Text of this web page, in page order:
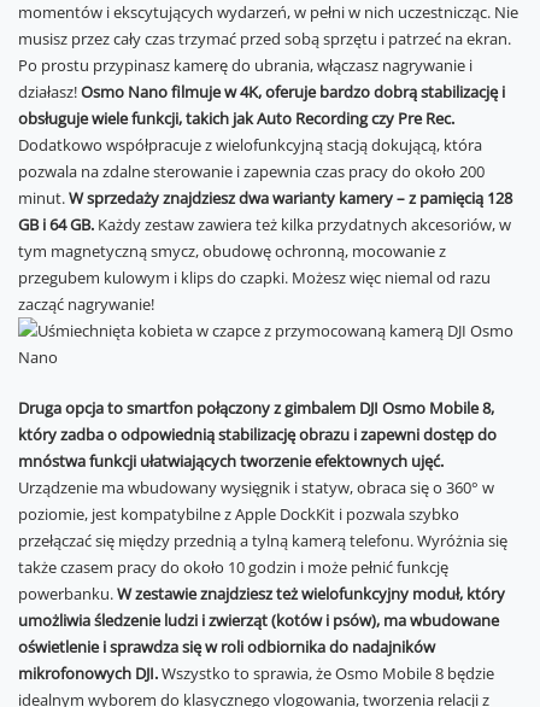
momentów i ekscytujących wydarzeń, w pełni w nich uczestnicząc. Nie
musisz przez cały czas trzymać przed sobą sprzętu i patrzeć na ekran.
Po prostu przypinasz kamerę do ubrania, włączasz nagrywanie i
działasz!Osmo Nano filmuje w 4K, oferuje bardzo dobrą stabilizację i
obsługuje wiele funkcji, takich jak Auto Recording czy Pre Rec.
Dodatkowo współpracuje z wielofunkcyjną stacją dokującą, która
pozwala na zdalne sterowanie i zapewnia czas pracy do około 200
minut.W sprzedaży znajdziesz dwa warianty kamery – z pamięcią 128
GB i 64 GB. Każdy zestaw zawiera też kilka przydatnych akcesoriów, w
tym magnetyczną smycz, obudowę ochronną, mocowanie z
przegubem kulowym i klips do czapki. Możesz więc niemal od razu
zacząć nagrywanie!
Druga opcja to smartfon połączony z gimbalem DJI Osmo Mobile 8,
który zadba o odpowiednią stabilizację obrazu i zapewni dostęp do
mnóstwa funkcji ułatwiających tworzenie efektownych ujęć.
Urządzenie ma wbudowany wysięgnik i statyw, obraca się o 360° w
poziomie, jest kompatybilne z Apple DockKit i pozwala szybko
przełączać się między przednią a tylną kamerą telefonu. Wyróżnia się
także czasem pracy do około 10 godzin i może pełnić funkcję
powerbanku.W zestawie znajdziesz też wielofunkcyjny moduł, który
umożliwia śledzenie ludzi i zwierząt (kotów i psów), ma wbudowane
oświetlenie i sprawdza się w roli odbiornika do nadajników
mikrofonowych DJI.Wszystko to sprawia, że Osmo Mobile 8 będzie
idealnym wyborem do klasycznego vlogowania, tworzenia relacji z